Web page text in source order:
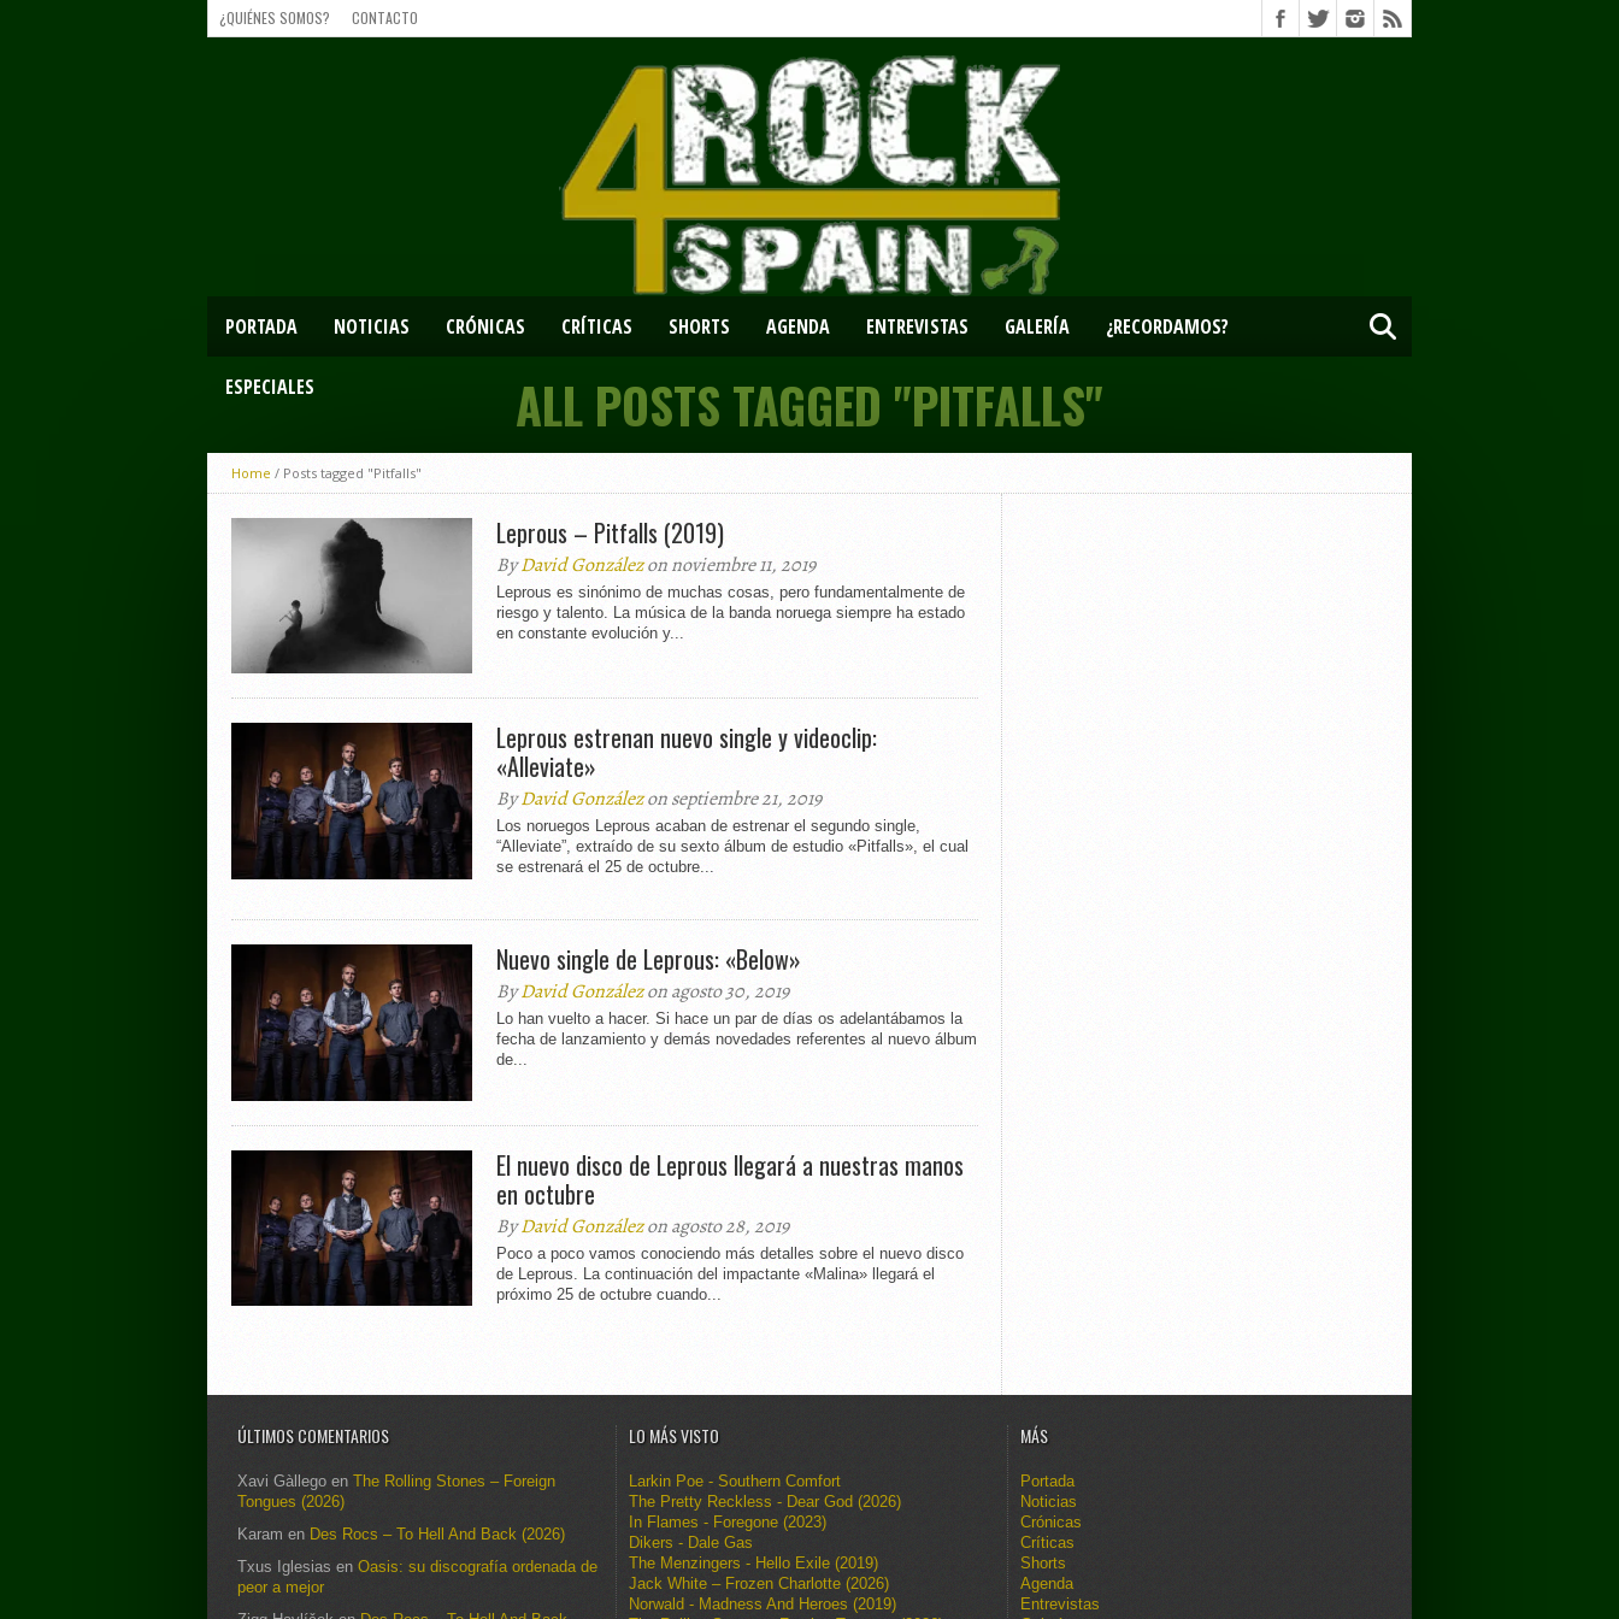
¿QUIÉNES SOMOS? CONTACTO
PORTADA NOTICIAS CRÓNICAS CRÍTICAS SHORTS AGENDA ENTREVISTAS GALERÍA ¿RECORDAMOS?
ESPECIALES ALL POSTS TAGGED "PITFALLS"
Home / Posts tagged "Pitfalls"
Leprous – Pitfalls (2019)
ByDavid Gonzálezon noviembre 11, 2019
Leprous es sinónimo de muchas cosas, pero fundamentalmente de
riesgo y talento. La música de la banda noruega siempre ha estado
en constante evolución y...
Leprous estrenan nuevo single y videoclip:
«Alleviate»
ByDavid Gonzálezon septiembre 21, 2019
Los noruegos Leprous acaban de estrenar el segundo single,
“Alleviate”, extraído de su sexto álbum de estudio «Pitfalls», el cual
se estrenará el 25 de octubre...
Nuevo single de Leprous: «Below»
ByDavid Gonzálezon agosto 30, 2019
Lo han vuelto a hacer. Si hace un par de días os adelantábamos la
fecha de lanzamiento y demás novedades referentes al nuevo álbum
de...
El nuevo disco de Leprous llegará a nuestras manos
en octubre
ByDavid Gonzálezon agosto 28, 2019
Poco a poco vamos conociendo más detalles sobre el nuevo disco
de Leprous. La continuación del impactante «Malina» llegará el
próximo 25 de octubre cuando...
ÚLTIMOS COMENTARIOS
Xavi Gàllego en The Rolling Stones – Foreign
Tongues (2026)
Karam en Des Rocs – To Hell And Back (2026)
Txus Iglesias en Oasis: su discografía ordenada de
peor a mejor
LO MÁS VISTO
Larkin Poe - Southern Comfort
The Pretty Reckless - Dear God (2026)
In Flames - Foregone (2023)
Dikers - Dale Gas
The Menzingers - Hello Exile (2019)
Jack White – Frozen Charlotte (2026)
Norwald - Madness And Heroes (2019)
MÁS
Portada
Noticias
Crónicas
Críticas
Shorts
Agenda
Entrevistas